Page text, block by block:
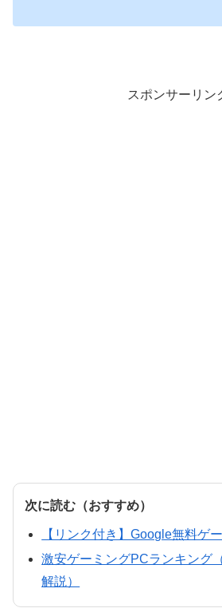
スポンサーリン
次に読む（おすすめ）
【リンク付き】Google無料ゲ
激安ゲーミングPCランキング
解説）